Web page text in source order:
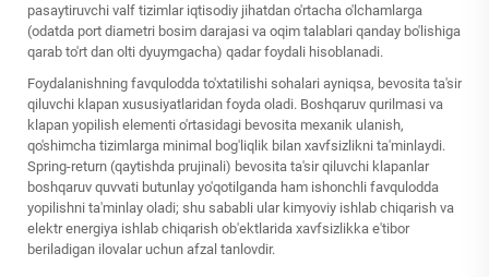
pasaytiruvchi valf tizimlar iqtisodiy jihatdan o'rtacha o'lchamlarga
(odatda port diametri bosim darajasi va oqim talablari qanday bo'lishiga
qarab to'rt dan olti dyuymgacha) qadar foydali hisoblanadi.
Foydalanishning favqulodda to'xtatilishi sohalari ayniqsa, bevosita ta'sir
qiluvchi klapan xususiyatlaridan foyda oladi. Boshqaruv qurilmasi va
klapan yopilish elementi o'rtasidagi bevosita mexanik ulanish,
qo'shimcha tizimlarga minimal bog'liqlik bilan xavfsizlikni ta'minlaydi.
Spring-return (qaytishda prujinali) bevosita ta'sir qiluvchi klapanlar
boshqaruv quvvati butunlay yo'qotilganda ham ishonchli favqulodda
yopilishni ta'minlay oladi; shu sababli ular kimyoviy ishlab chiqarish va
elektr energiya ishlab chiqarish ob'ektlarida xavfsizlikka e'tibor
beriladigan ilovalar uchun afzal tanlovdir.